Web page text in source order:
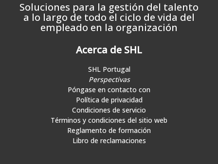
Soluciones para la gestión del talento
a lo largo de todo el ciclo de vida del
empleado en la organización
Acerca de SHL
SHL Portugal
Perspectivas
Póngase en contacto con
Política de privacidad
Condiciones de servicio
Términos y condiciones del sitio web
Reglamento de formación
Libro de reclamaciones